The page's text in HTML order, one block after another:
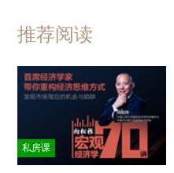
推荐阅读
私房课